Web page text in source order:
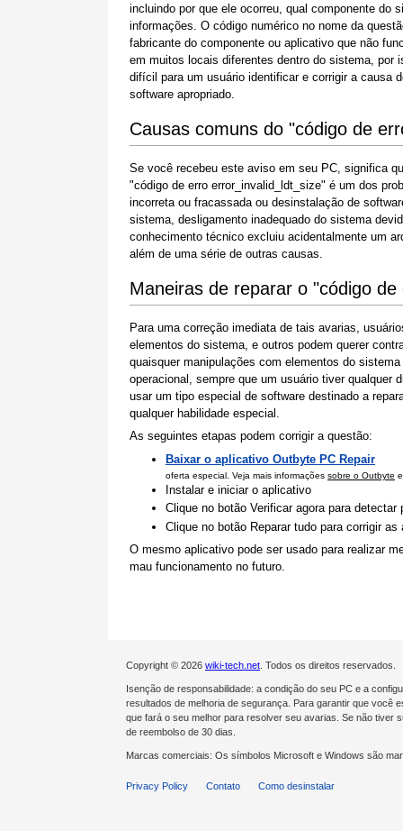
incluindo por que ele ocorreu, qual componente do
informações. O código numérico no nome da
fabricante do componente ou aplicativo que não
em muitos locais diferentes dentro do sistema, por
difícil para um usuário identificar e corrigir a causa
software apropriado.
Causas comuns do "código de
Se você recebeu este aviso em seu PC, significa
"código de erro error_invalid_ldt_size" é um dos
incorreta ou fracassada ou desinstalação de
sistema, desligamento inadequado do sistema
conhecimento técnico excluiu acidentalmente um
além de uma série de outras causas.
Maneiras de reparar o "código
Para uma correção imediata de tais avarias,
elementos do sistema, e outros podem querer
quaisquer manipulações com elementos do
operacional, sempre que um usuário tiver qualquer
usar um tipo especial de software destinado a
qualquer habilidade especial.
As seguintes etapas podem corrigir a questão:
Baixar o aplicativo Outbyte PC Repair
oferta especial. Veja mais informações sobre o Outbyte
Instalar e iniciar o aplicativo
Clique no botão Verificar agora para
Clique no botão Reparar tudo para corrigir
O mesmo aplicativo pode ser usado para realizar
mau funcionamento no futuro.
Copyright © 2026 wiki-tech.net . Todos os direitos reservados.
Isenção de responsabilidade: a condição do seu PC e a
resultados de melhoria de segurança. Para garantir que você
que fará o seu melhor para resolver seu avarias. Se não tiver
de reembolso de 30 dias.
Marcas comerciais: Os símbolos Microsoft e Windows são
Privacy Policy Contato Como desinstalar